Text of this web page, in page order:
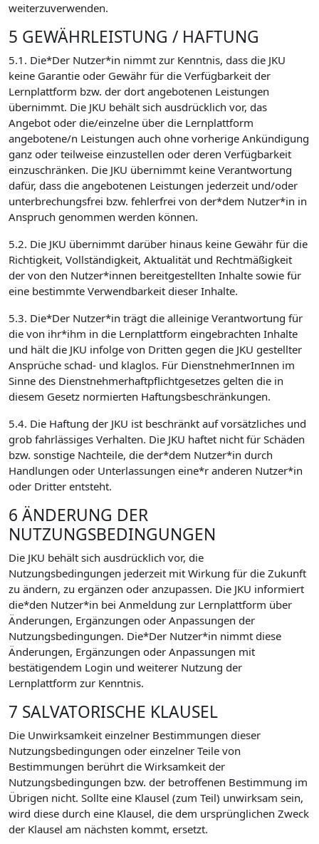
weiterzuverwenden.
5 GEWÄHRLEISTUNG / HAFTUNG
5.1. Die*Der Nutzer*in nimmt zur Kenntnis, dass die JKU
keine Garantie oder Gewähr für die Verfügbarkeit der
Lernplattform bzw. der dort angebotenen Leistungen
übernimmt. Die JKU behält sich ausdrücklich vor, das
Angebot oder die/einzelne über die Lernplattform
angebotene/n Leistungen auch ohne vorherige Ankündigung
ganz oder teilweise einzustellen oder deren Verfügbarkeit
einzuschränken. Die JKU übernimmt keine Verantwortung
dafür, dass die angebotenen Leistungen jederzeit und/oder
unterbrechungsfrei bzw. fehlerfrei von der*dem Nutzer*in in
Anspruch genommen werden können.
5.2. Die JKU übernimmt darüber hinaus keine Gewähr für die
Richtigkeit, Vollständigkeit, Aktualität und Rechtmäßigkeit
der von den Nutzer*innen bereitgestellten Inhalte sowie für
eine bestimmte Verwendbarkeit dieser Inhalte.
5.3. Die*Der Nutzer*in trägt die alleinige Verantwortung für
die von ihr*ihm in die Lernplattform eingebrachten Inhalte
und hält die JKU infolge von Dritten gegen die JKU gestellter
Ansprüche schad- und klaglos. Für DienstnehmerInnen im
Sinne des Dienstnehmerhaftpflichtgesetzes gelten die in
diesem Gesetz normierten Haftungsbeschränkungen.
5.4. Die Haftung der JKU ist beschränkt auf vorsätzliches und
grob fahrlässiges Verhalten. Die JKU haftet nicht für Schäden
bzw. sonstige Nachteile, die der*dem Nutzer*in durch
Handlungen oder Unterlassungen eine*r anderen Nutzer*in
oder Dritter entsteht.
6 ÄNDERUNG DER
NUTZUNGSBEDINGUNGEN
Die JKU behält sich ausdrücklich vor, die
Nutzungsbedingungen jederzeit mit Wirkung für die Zukunft
zu ändern, zu ergänzen oder anzupassen. Die JKU informiert
die*den Nutzer*in bei Anmeldung zur Lernplattform über
Änderungen, Ergänzungen oder Anpassungen der
Nutzungsbedingungen. Die*Der Nutzer*in nimmt diese
Änderungen, Ergänzungen oder Anpassungen mit
bestätigendem Login und weiterer Nutzung der
Lernplattform zur Kenntnis.
7 SALVATORISCHE KLAUSEL
Die Unwirksamkeit einzelner Bestimmungen dieser
Nutzungsbedingungen oder einzelner Teile von
Bestimmungen berührt die Wirksamkeit der
Nutzungsbedingungen bzw. der betroffenen Bestimmung im
Übrigen nicht. Sollte eine Klausel (zum Teil) unwirksam sein,
wird diese durch eine Klausel, die dem ursprünglichen Zweck
der Klausel am nächsten kommt, ersetzt.